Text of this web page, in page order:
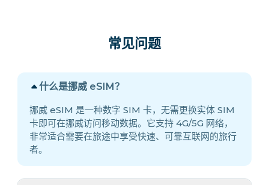
常见问题
什么是挪威 eSIM？
挪威 eSIM 是一种数字 SIM 卡，无需更换实体 SIM
卡即可在挪威访问移动数据。它支持 4G/5G 网络，
非常适合需要在旅途中享受快速、可靠互联网的旅行
者。